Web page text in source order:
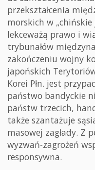
przekształcenia
morskich w
lekceważą prawo i
trybunałów
zakończeniu wojny
japońskich
Korei Płn. jest
państwo bandyckie
państw trzecich,
także szantażuje
masowej zagłady. Z
wyzwań-zagrożeń
responsywna.